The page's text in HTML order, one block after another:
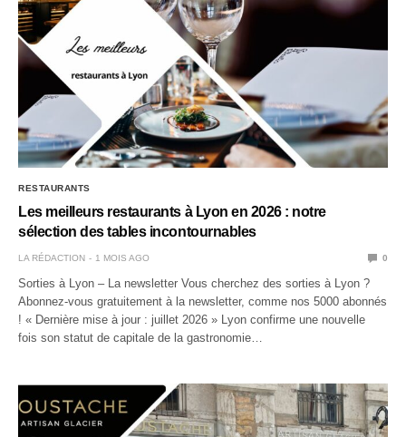
RESTAURANTS
Les meilleurs restaurants à Lyon en 2026 : notre
sélection des tables incontournables
LA RÉDACTION 1 MOIS AGO 0
Sorties à Lyon – La newsletter Vous cherchez des sorties à Lyon ?
Abonnez-vous gratuitement à la newsletter, comme nos 5000 abonnés
! « Dernière mise à jour : juillet 2026 » Lyon confirme une nouvelle
fois son statut de capitale de la gastronomie…